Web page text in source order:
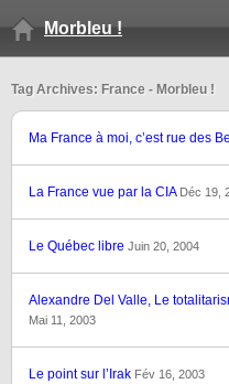
Morbleu !
Tag Archives: France - Morbleu !
Ma France à moi, c’est rue des
La France vue par la CIA Déc 19,
Le Québec libre Juin 20, 2004
Alexandre Del Valle, Le
Mai 11, 2003
Le point sur l’Irak Fév 16, 2003